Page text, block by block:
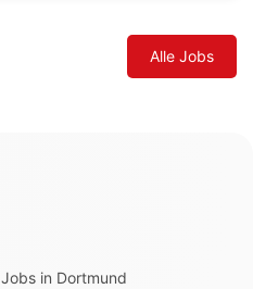
Alle Jobs
Jobs in Dortmund